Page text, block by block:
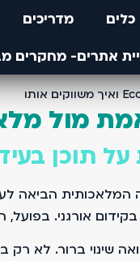
כלים מדריכים
מול
תוכן
הביאה
אורגני.